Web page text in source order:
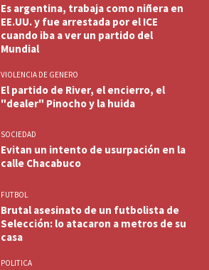
Es argentina, trabaja como niñera en
EE.UU. y fue arrestada por el ICE
cuando iba a ver un partido del
Mundial
VIOLENCIA DE GENERO
El partido de River, el encierro, el
"dealer" Pinocho y la huida
SOCIEDAD
Evitan un intento de usurpación en la
calle Chacabuco
FUTBOL
Brutal asesinato de un futbolista de
Selección: lo atacaron a metros de su
casa
POLITICA